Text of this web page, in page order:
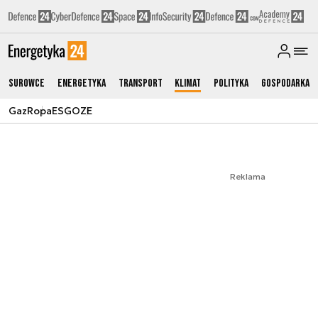
Surowce Energetyka Transport Klimat Polityka Gospodarka
GazRopaESGOZE
Reklama